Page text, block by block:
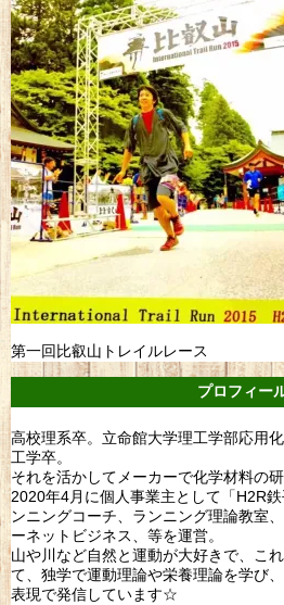
第一回比叡山トレイルレース
プロフィー
高校理系卒。立命館大学理工学部応用
工学卒。
それを活かしてメーカーで化学材料の研
2020年4月に個人事業主として「H2R
ンニングコーチ、ランニング理論教室
ーネットビジネス、等を運営。
山や川など自然と運動が大好きで、こ
て、独学で運動理論や栄養理論を学び
表現で発信しています☆